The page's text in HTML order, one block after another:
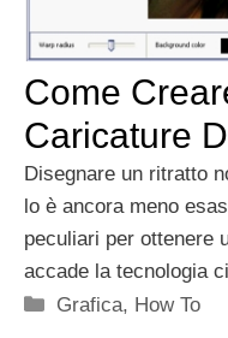
Come
Caricature
Disegnare un ritratto
lo è ancora meno
peculiari per ottenere
accade la tecnologia
Categorie
Grafica, How To